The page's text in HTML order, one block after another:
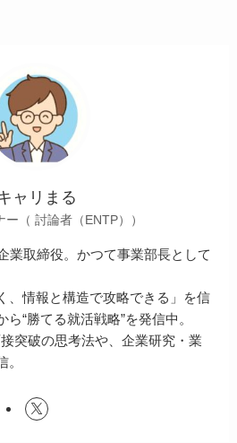
ャリまる
（ 討論者（ENTP））
業取締役。かつて事業部長として
、情報と構造で攻略できる」を信
“勝てる就活戦略”を発信中。
突破の思考法や、企業研究・業